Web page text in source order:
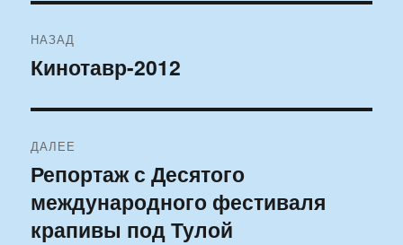
по
НАЗАД
Предыдущая
Кинотавр-2012
ДАЛЕЕ
Следующая
запись:
Репортаж с Десятого
международного фестиваля
крапивы под Тулой